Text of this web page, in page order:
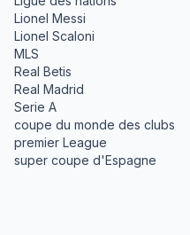
Lionel Messi
Lionel Scaloni
MLS
Real Betis
Real Madrid
Serie A
coupe du monde des clubs
premier League
super coupe d'Espagne